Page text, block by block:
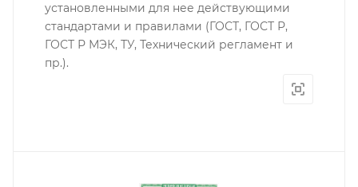
установленными для нее действующими
стандартами и правилами (ГОСТ, ГОСТ Р,
ГОСТ Р МЭК, ТУ, Технический регламент и
пр.).